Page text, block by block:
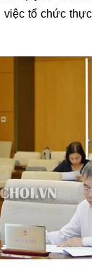
việc tổ chức thực